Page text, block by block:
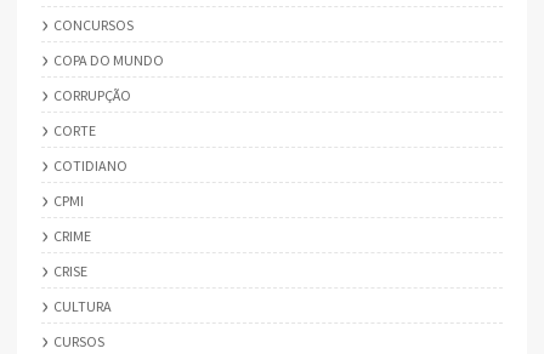
CONCURSOS
COPA DO MUNDO
CORRUPÇÃO
CORTE
COTIDIANO
CPMI
CRIME
CRISE
CULTURA
CURSOS